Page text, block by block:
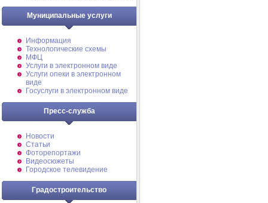
Муниципальные услуги
Информация
Технологические схемы
МФЦ
Услуги в электронном виде
Услуги опеки в электронном
виде
Госуслуги в электронном виде
Пресс-служба
Новости
Статьи
Фоторепортажи
Видеосюжеты
Городское телевидение
Градостроительство